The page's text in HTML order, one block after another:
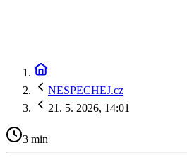
NESPECHEJ.cz
21. 5. 2026, 14:01
3 min